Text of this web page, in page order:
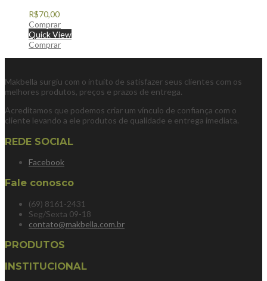
R$70,00
Comprar
Quick View
Comprar
Makbella surgiu com o intuito de satisfazer seus clientes com os
melhores produtos, preços e prazos de entrega.
Acreditamos que podemos criar um vínculo de confiança com o
cliente levando a ele produtos de qualidade e entrega imediata.
REDE SOCIAL
Facebook
Fale conosco
(69) 8161-2431
Seg/Sexta 09-18
contato@makbella.com.br
PRODUTOS
INSTITUCIONAL